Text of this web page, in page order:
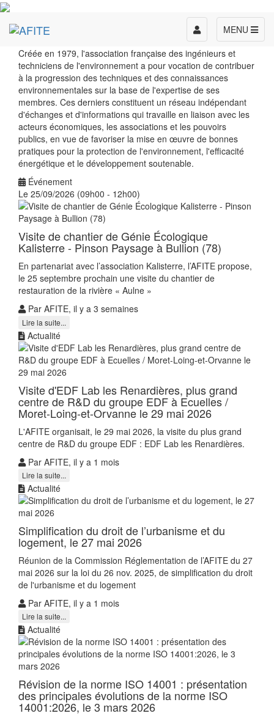
MENU
Toggle
navigation
Créée en 1979, l'association française des ingénieurs et
techniciens de l'environnement a pour vocation de contribuer
à la progression des techniques et des connaissances
environnementales sur la base de l'expertise de ses
membres. Ces derniers constituent un réseau indépendant
d'échanges et d'informations qui travaille en liaison avec les
acteurs économiques, les associations et les pouvoirs
publics, en vue de favoriser la mise en œuvre de bonnes
pratiques pour la protection de l'environnement, l'efficacité
énergétique et le développement soutenable.
Événement
Le 25/09/2026 (09h00 - 12h00)
Visite de chantier de Génie Écologique
Kalisterre - Pinson Paysage à Bullion (78)
En partenariat avec l’association Kalisterre, l’AFITE propose,
le 25 septembre prochain une visite du chantier de
restauration de la rivière « Aulne »
Par AFITE, il y a 3 semaines
Lire la suite...
Actualité
Visite d'EDF Lab les Renardières, plus grand
centre de R&D du groupe EDF à Ecuelles /
Moret-Loing-et-Orvanne le 29 mai 2026
L'AFITE organisait, le 29 mai 2026, la visite du plus grand
centre de R&D du groupe EDF : EDF Lab les Renardières.
Par AFITE, il y a 1 mois
Lire la suite...
Actualité
Simplification du droit de l’urbanisme et du
logement, le 27 mai 2026
Réunion de la Commission Réglementation de l’AFITE du 27
mai 2026 sur la loi du 26 nov. 2025, de simplification du droit
de l'urbanisme et du logement
Par AFITE, il y a 1 mois
Lire la suite...
Actualité
Révision de la norme ISO 14001 : présentation
des principales évolutions de la norme ISO
14001:2026, le 3 mars 2026